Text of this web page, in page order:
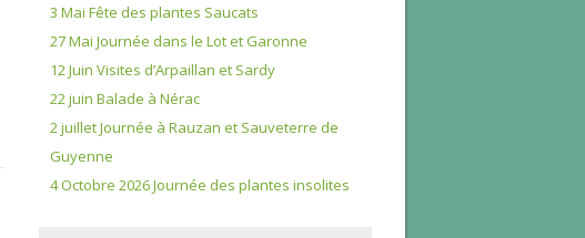
3 Mai Fête des plantes Saucats
27 Mai Journée dans le Lot et Garonne
12 Juin Visites d’Arpaillan et Sardy
22 juin Balade à Nérac
2 juillet Journée à Rauzan et Sauveterre de
Guyenne
4 Octobre 2026 Journée des plantes insolites